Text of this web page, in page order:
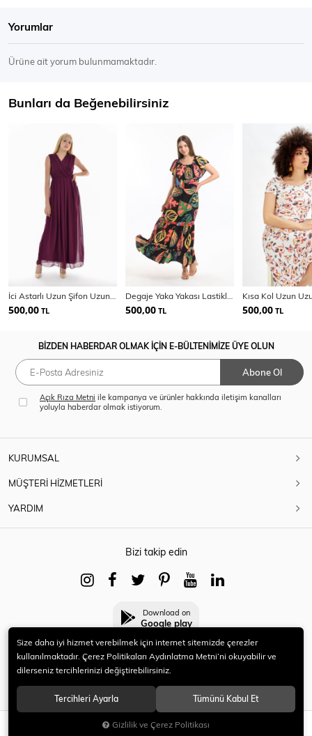
SEPETE EKLE
Yorumlar
Ürüne ait yorum bulunmamaktadır.
Bunları da Beğenebilirsiniz
500,00 TL 500,00 TL
Kısa Kol Uzun
500,00 TL
BİZDEN HABERDAR OLMAK İÇİN E-BÜLTENİMİZE ÜYE OLUN
Abone Ol
Açık Rıza Metni ile kampanya ve ürünler hakkında iletişim kanalları
yoluyla haberdar olmak istiyorum.
KURUMSAL
MÜŞTERİ HİZMETLERİ
YARDIM
Bizi takip edin
Download on
Google play
© 2021 HERYENİ. Tüm hakları saklıdır.
Size daha iyi hizmet verebilmek için internet sitemizde çerezler
kullanılmaktadır. Çerez Politikaları Aydınlatma Metni’ni okuyabilir ve
dilerseniz tercihlerinizi değiştirebilirsiniz.
Tercihleri Ayarla Tümünü Kabul Et
Gizlilik ve Çerez Politikası